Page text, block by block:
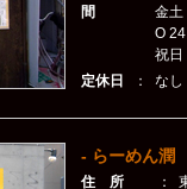
間
金土
O
祝日
定休日
： なし
- らーめん潤
住 所 ：